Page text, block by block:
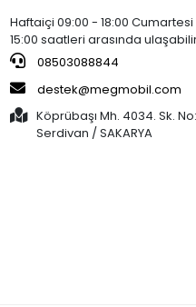
Haftaiçi 09:00 - 18:00 Cumartesi
15:00 saatleri arasında
08503088844
destek@megmobil.com
Köprübaşı Mh. 4034. Sk.
Serdivan / SAKARYA